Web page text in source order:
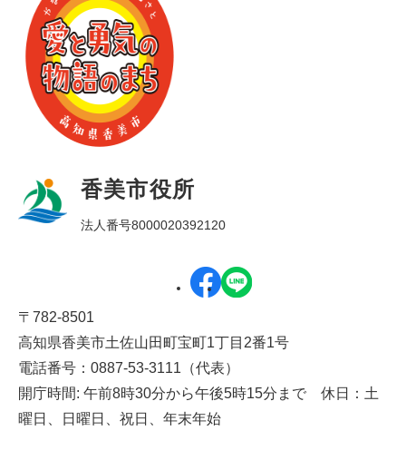
香美市役所
法人番号8000020392120
〒782-8501
高知県香美市土佐山田町宝町1丁目2番1号
電話番号：0887-53-3111（代表）
開庁時間: 午前8時30分から午後5時15分まで 休日：土
曜日、日曜日、祝日、年末年始